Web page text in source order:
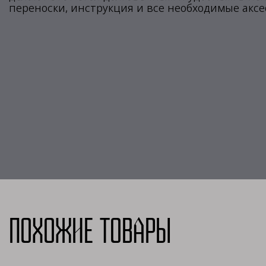
переноски, инструкция и все необходимые
Похожие товары